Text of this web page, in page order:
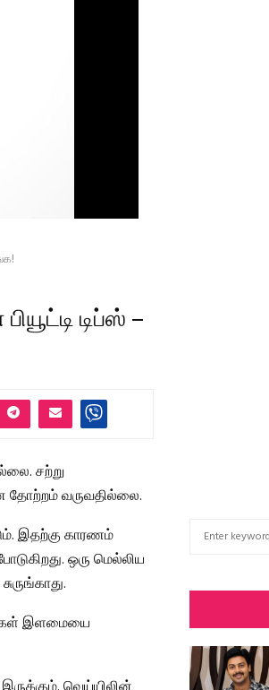
டிப்ஸ் –
சற்று
தோற்றம் வருவதில்லை.
இதற்கு காரணம்
ஒரு மெல்லிய
இளமையை
f
o
r